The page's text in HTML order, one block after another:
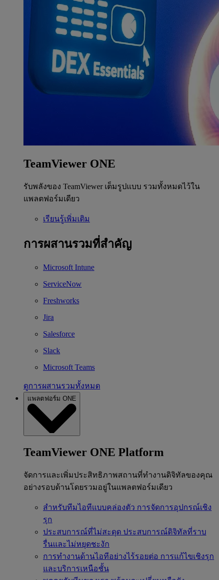
TeamViewer ONE
รับพลังของ TeamViewer เต็มรูปแบบ รวมทั้งหมดไว้ใน
แพลตฟอร์มเดียว
เรียนรู้เพิ่มเติม
การผสานรวมที่สำคัญ
Microsoft Intune
ServiceNow
Freshworks
Jira
Salesforce
Slack
Microsoft Teams
ดูการผสานรวมทั้งหมด
แพลตฟอร์ม ONE
TeamViewer ONE Platform
จัดการและเพิ่มประสิทธิภาพสถานที่ทำงานดิจิทัลของคุณ
อย่างรอบด้านโดยรวมอยู่ในแพลตฟอร์มเดียว
สำหรับทีมไอทีแบบคล่องตัว การจัดการอุปกรณ์เชิง
รุก
ประสบการณ์ที่ไม่สะดุด ประสบการณ์ดิจิทัลที่ราบ
รื่นและไม่หยุดชะงัก
การทำงานด้านไอทีอย่างไร้รอยต่อ การแก้ไขเชิงรุก
และบริการเหนือชั้น